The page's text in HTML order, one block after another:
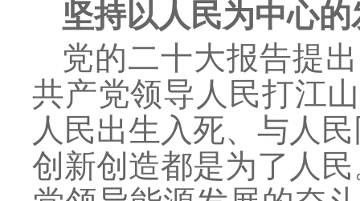
坚持以人民为中心
党的二十大报告提
共产党领导人民打江
人民出生入死、与人
创新创造都是为了人